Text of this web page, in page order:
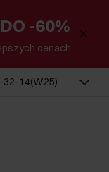
-60%
cenach
14(W25)